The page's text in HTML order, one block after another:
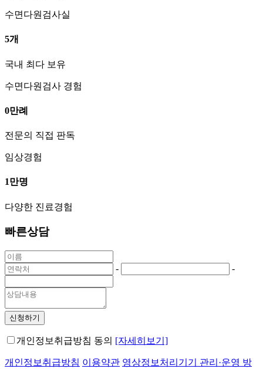
수면다원검사실
5개
국내 최다 보유
수면다원검사 경험
0만례
전문의 직접 판독
임상경험
1만명
다양한 진료경험
빠른상담
- -
신청하기
개인정보취급방침 동의 [자세히보기]
개인정보취급방침 이용약관 영상정보처리기기 관리·운영 방